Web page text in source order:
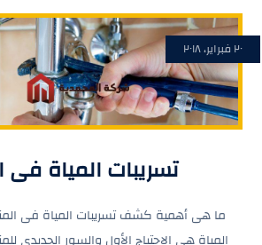
تسريبات المياة فى
٢٠ فبراير، ٢٠١٨
ما هى أهمية كشف تسريبات المياة فى
المياة هى الإحتياج الأول والسور الحديدى